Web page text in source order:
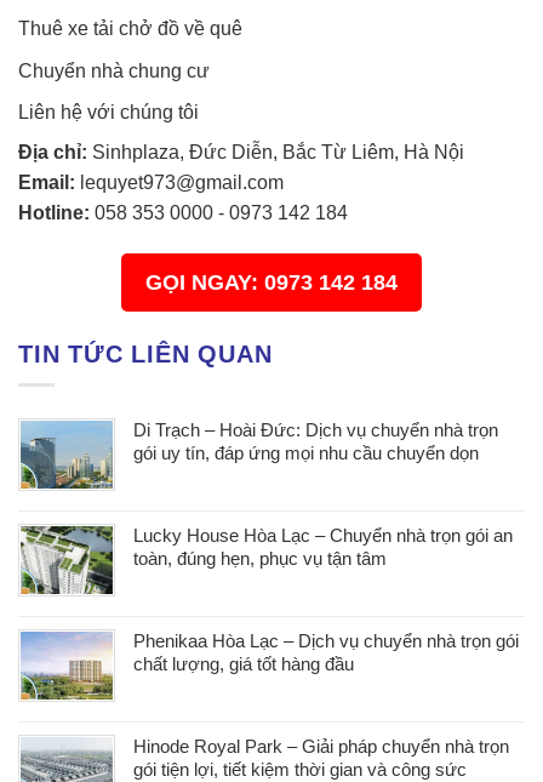
Thuê xe tải chở đồ về quê
Chuyển nhà chung cư
Liên hệ với chúng tôi
Địa chỉ: Sinhplaza, Đức Diễn, Bắc Từ Liêm, Hà Nội
Email: lequyet973@gmail.com
Hotline: 058 353 0000 - 0973 142 184
GỌI NGAY: 0973 142 184
TIN TỨC LIÊN QUAN
Di Trạch – Hoài Đức: Dịch vụ chuyển nhà trọn
gói uy tín, đáp ứng mọi nhu cầu chuyển dọn
Lucky House Hòa Lạc – Chuyển nhà trọn gói an
toàn, đúng hẹn, phục vụ tận tâm
Phenikaa Hòa Lạc – Dịch vụ chuyển nhà trọn gói
chất lượng, giá tốt hàng đầu
Hinode Royal Park – Giải pháp chuyển nhà trọn
gói tiện lợi, tiết kiệm thời gian và công sức